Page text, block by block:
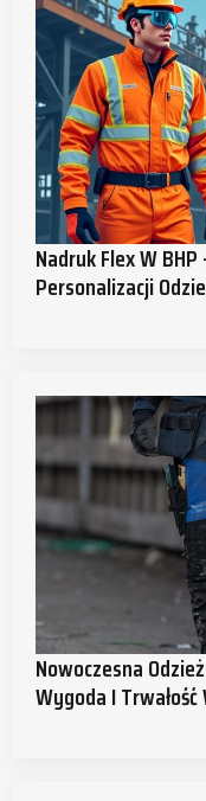
Nadruk Flex W
Personalizacji
Nowoczesna
Wygoda I